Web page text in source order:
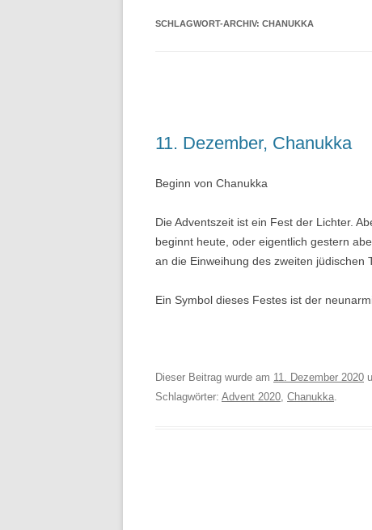
SCHLAGWORT-ARCHIV: CHANUKKA
11. Dezember, Chanukka
Beginn von Chanukka
Die Adventszeit ist ein Fest der Lichter.
beginnt heute, oder eigentlich gestern
an die Einweihung des zweiten jüdischen
Ein Symbol dieses Festes ist der
Dieser Beitrag wurde am 11. Dezember 2020
Schlagwörter: Advent 2020, Chanukka.